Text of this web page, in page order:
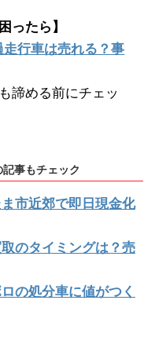
ったら】
行車は売れる？事
も諦める前にチェッ
事もチェック
市近郊で即日現金化
のタイミングは？売
の処分車に値がつく